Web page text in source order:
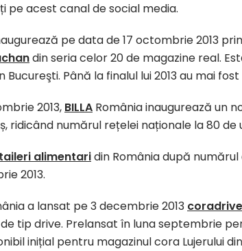
pe acest canal de social media.
pe data de 17 octombrie 2013
din seria celor 20 de magazine real.
Bucureşti. Până la finalul lui 2013 au mai
2013, BILLA România inaugurează un
ridicând numărul rețelei naționale la 80 de
alimentaridin România după
2013.
a lansat pe 3 decembrie 2013
tip drive. Prelansat în luna septembrie
inițial pentru magazinul cora Lujerului